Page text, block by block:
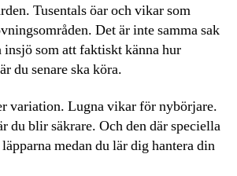
Tusentals öar och vikar som
Det är inte samma sak
insjö som att faktiskt känna hur
du senare ska köra.
variation. Lugna vikar för nybörjare.
du blir säkrare. Och den där speciella
medan du lär dig hantera din